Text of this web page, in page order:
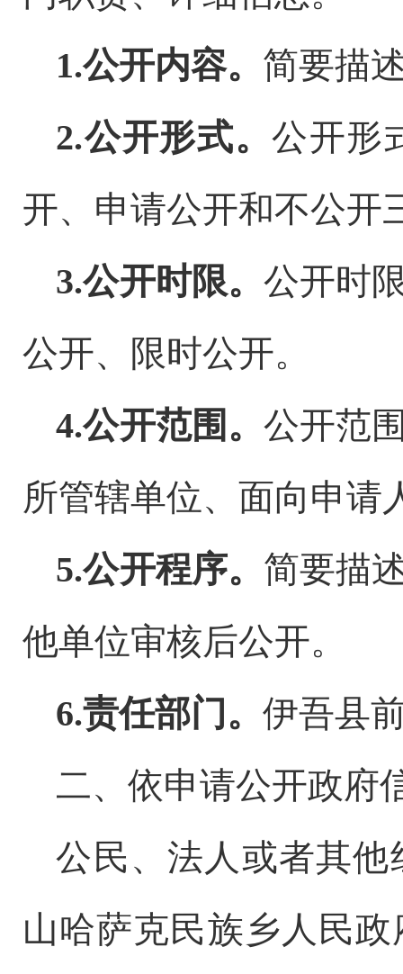
1.公开内容。 简要描
2.公开形式。公开形
开、申请公开和不公开
3.公开时限。 公开时
公开、限时公开。
4.公开范围。 公开范
所管辖单位、面向申请
5.公开程序。 简要描
他单位审核后公开。
6.责任部门。伊吾县
二、依申请公开政府
公民、法人或者其
山哈萨克民族乡人民